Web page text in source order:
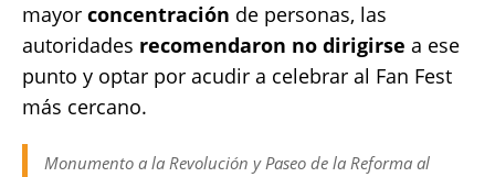
mayor concentración de personas, las
autoridades recomendaron no dirigirse a ese
punto y optar por acudir a celebrar al Fan Fest
más cercano.
Monumento a la Revolución y Paseo de la Reforma al